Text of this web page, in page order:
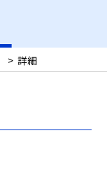
> 詳細